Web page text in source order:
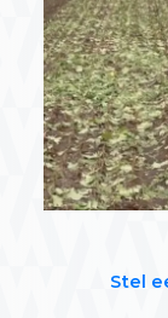
Stel